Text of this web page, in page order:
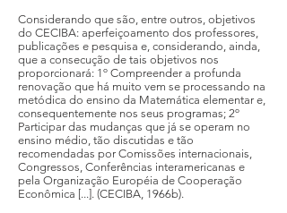
Considerando que são, entre outros, objetivos
do CECIBA: aperfeiçoamento dos professores,
publicações e pesquisa e, considerando, ainda,
que a consecução de tais objetivos nos
proporcionará: 1º Compreender a profunda
renovação que há muito vem se processando na
metódica do ensino da Matemática elementar e,
consequentemente nos seus programas; 2º
Participar das mudanças que já se operam no
ensino médio, tão discutidas e tão
recomendadas por Comissões internacionais,
Congressos, Conferências interamericanas e
pela Organização Européia de Cooperação
Econômica [...]. (CECIBA, 1966b).